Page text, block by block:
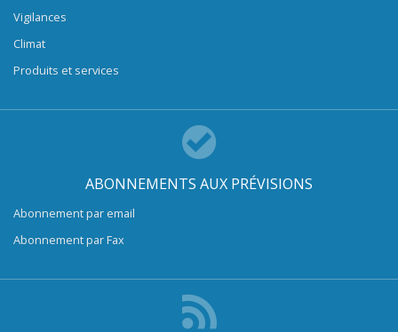
Vigilances
Climat
Produits et services
ABONNEMENTS AUX PRÉVISIONS
Abonnement par email
Abonnement par Fax